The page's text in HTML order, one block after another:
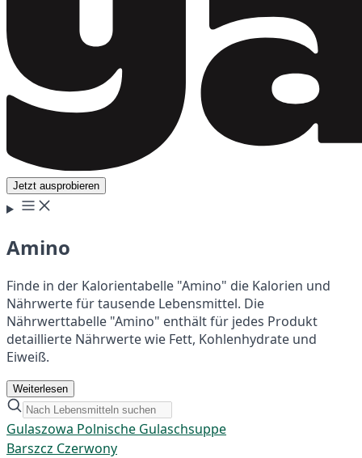
Jetzt ausprobieren
Amino
Finde in der Kalorientabelle "Amino" die Kalorien und
Nährwerte für tausende Lebensmittel. Die
Nährwerttabelle "Amino" enthält für jedes Produkt
detaillierte Nährwerte wie Fett, Kohlenhydrate und
Eiweiß.
Weiterlesen
Gulaszowa Polnische Gulaschsuppe
Barszcz Czerwony